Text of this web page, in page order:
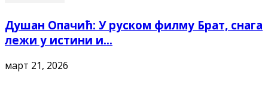
Душан Опачић: У руском филму Брат, снага
лежи у истини и...
март 21, 2026